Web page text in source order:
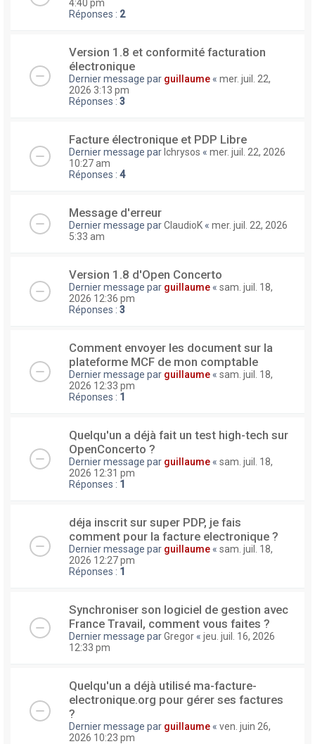
4:40 pm
Réponses : 2
Version 1.8 et conformité facturation
électronique
Dernier message par guillaume « mer. juil. 22,
2026 3:13 pm
Réponses : 3
Facture électronique et PDP Libre
Dernier message par lchrysos « mer. juil. 22, 2026
10:27 am
Réponses : 4
Message d'erreur
Dernier message parClaudioK « mer. juil. 22, 2026
5:33 am
Version 1.8 d'Open Concerto
Dernier message par guillaume « sam. juil. 18,
2026 12:36 pm
Réponses : 3
Comment envoyer les document sur la
plateforme MCF de mon comptable
Dernier message par guillaume « sam. juil. 18,
2026 12:33 pm
Réponses : 1
Quelqu'un a déjà fait un test high-tech sur
OpenConcerto ?
Dernier message par guillaume « sam. juil. 18,
2026 12:31 pm
Réponses : 1
déja inscrit sur super PDP, je fais
comment pour la facture electronique ?
Dernier message par guillaume « sam. juil. 18,
2026 12:27 pm
Réponses : 1
Synchroniser son logiciel de gestion avec
France Travail, comment vous faites ?
Dernier message parGregor « jeu. juil. 16, 2026
12:33 pm
Quelqu'un a déjà utilisé ma-facture-
electronique.org pour gérer ses factures
?
Dernier message par guillaume « ven. juin 26,
2026 10:23 pm